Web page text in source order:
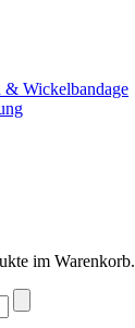
& Wickelbandage
im Warenkorb.